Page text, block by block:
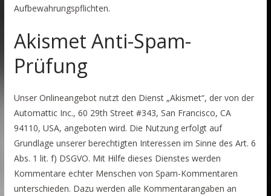
Aufbewahrungspflichten.
Akismet Anti-Spam-
Prüfung
Unser Onlineangebot nutzt den Dienst „Akismet“, der von der
Automattic Inc., 60 29th Street #343, San Francisco, CA
94110, USA, angeboten wird. Die Nutzung erfolgt auf
Grundlage unserer berechtigten Interessen im Sinne des Art. 6
Abs. 1 lit. f) DSGVO. Mit Hilfe dieses Dienstes werden
Kommentare echter Menschen von Spam-Kommentaren
unterschieden. Dazu werden alle Kommentarangaben an